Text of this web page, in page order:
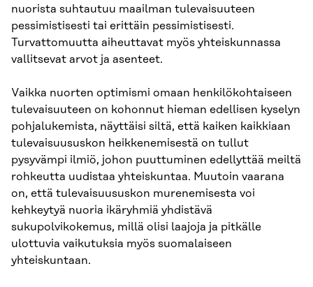
nuorista suhtautuu maailman tulevaisuuteen
pessimistisesti tai erittäin pessimistisesti.
Turvattomuutta aiheuttavat myös yhteiskunnassa
vallitsevat arvot ja asenteet.
Vaikka nuorten optimismi omaan henkilökohtaiseen
tulevaisuuteen on kohonnut hieman edellisen kyselyn
pohjalukemista, näyttäisi siltä, että kaiken kaikkiaan
tulevaisuususkon heikkenemisestä on tullut
pysyvämpi ilmiö, johon puuttuminen edellyttää meiltä
rohkeutta uudistaa yhteiskuntaa. Muutoin vaarana
on, että tulevaisuususkon murenemisesta voi
kehkeytyä nuoria ikäryhmiä yhdistävä
sukupolvikokemus, millä olisi laajoja ja pitkälle
ulottuvia vaikutuksia myös suomalaiseen
yhteiskuntaan.